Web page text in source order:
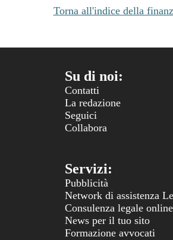
Torna all'indice della
Su di noi:
Contatti
La redazione
Seguici
Collabora
Servizi:
Pubblicità
Network di assistenza
Consulenza legale online
News per il tuo sito
Formazione avvocati